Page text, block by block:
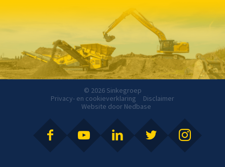
© 2026 Sinkegroep
Privacy- en cookieverklaring
Disclaimer
Website door Nedbase